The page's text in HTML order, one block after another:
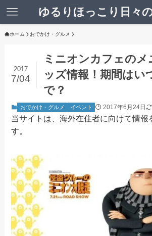
ゆるりほっこり日々
ホーム おでかけ・グルメ
ミニオンカフェのメ
ッズ情報！期間はい
で？
2017
7/04
おでかけ・グルメ イベント 2017年6月24日
当サイトは、海外在住者に向けて情報
す。